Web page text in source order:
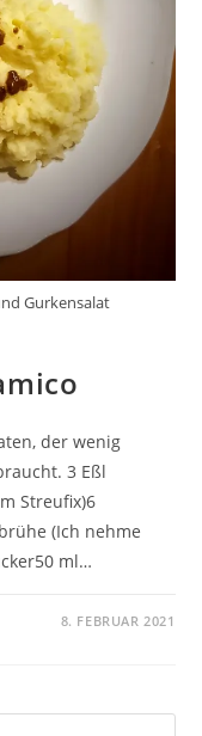
Gurkensalat
der wenig
3 Eßl
Streufix)6
(Ich nehme
ml…
8. FEBRUAR 2021